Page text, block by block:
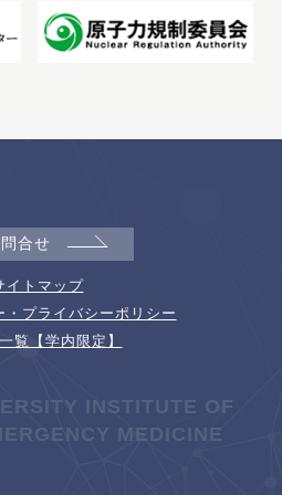
合せ
イトマップ
・プライバシーポリシー
覧【学内限定】
INSTITUTE OF
MEDICINE